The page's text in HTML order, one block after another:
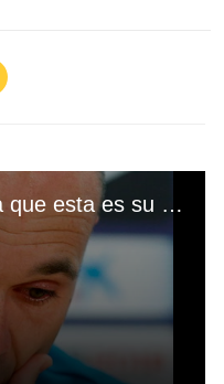
Andrés Iniesta confirma que esta es su "última temporada" en el Barcelona